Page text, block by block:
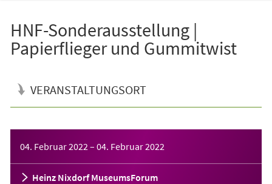
HNF-Sonderausstellung |
Papierflieger und Gummitwist
VERANSTALTUNGSORT
04. Februar 2022 – 04. Februar 2022
Heinz Nixdorf MuseumsForum